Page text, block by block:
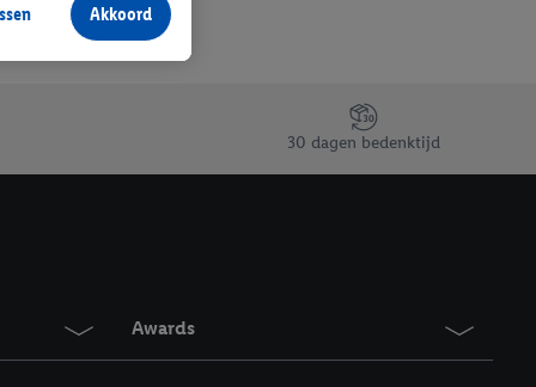
30 dagen bedenktijd
Awards
producten waarin je
te plaatsen
jouw gehashte e-
kunnen worden
vergelijkbare
Meer informatie,
Akkoord